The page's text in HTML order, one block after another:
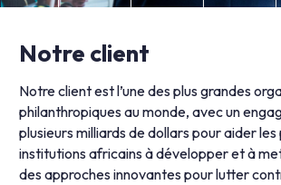
Notre client
Notre client est l’une des plus grandes
philanthropiques au monde, avec un
plusieurs milliards de dollars pour aider les
institutions africains à développer et à
des approches innovantes pour lutter